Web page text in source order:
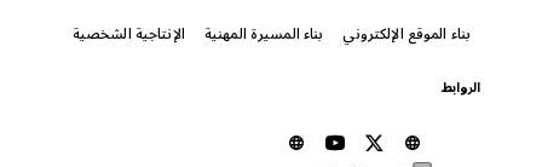
بناء الموقع الإلكتروني بناء المسيرة المهنية الإنتاجية الشخصية